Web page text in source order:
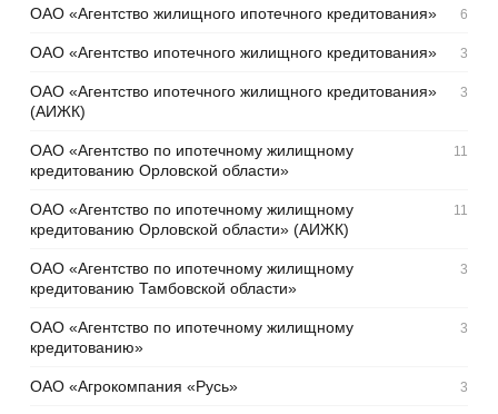
ОАО «Агентство жилищного ипотечного кредитования» 6
ОАО «Агентство ипотечного жилищного кредитования» 3
ОАО «Агентство ипотечного жилищного кредитования»
(АИЖК)
3
ОАО «Агентство по ипотечному жилищному
кредитованию Орловской области»
11
ОАО «Агентство по ипотечному жилищному
кредитованию Орловской области» (АИЖК)
11
ОАО «Агентство по ипотечному жилищному
кредитованию Тамбовской области»
3
ОАО «Агентство по ипотечному жилищному
кредитованию»
3
ОАО «Агрокомпания «Русь» 3